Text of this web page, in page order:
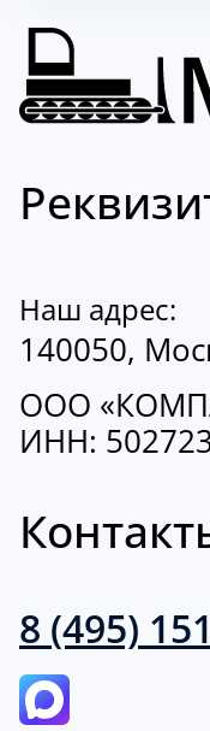
Наш адрес:
140050,
ООО
ИНН:
8 (495)